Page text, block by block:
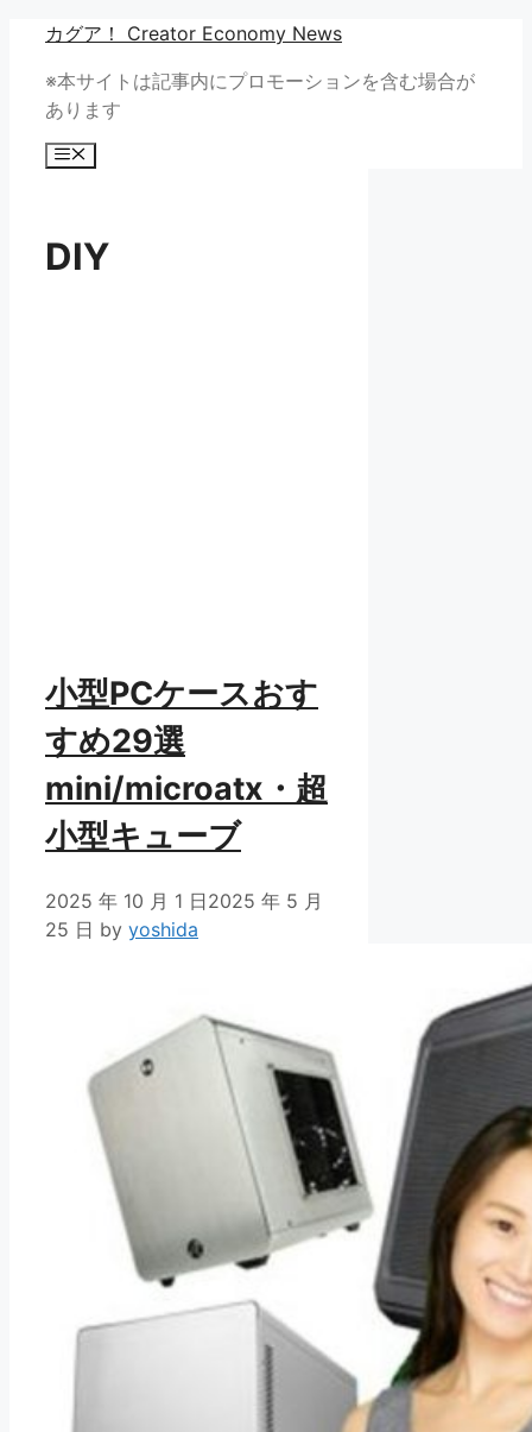
カグア！ Creator Economy News
※本サイトは記事内にプロモーションを含む場合が
あります
メ
DIY
小型PCケースおす
すめ29選
mini/microatx・超
小型キューブ
2025 年 10 月 1 日2025 年 5 月
25 日 by yoshida